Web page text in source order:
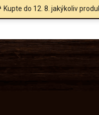
do 12. 8. jakýkoliv